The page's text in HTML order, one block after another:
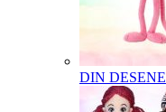
DIN DESENE